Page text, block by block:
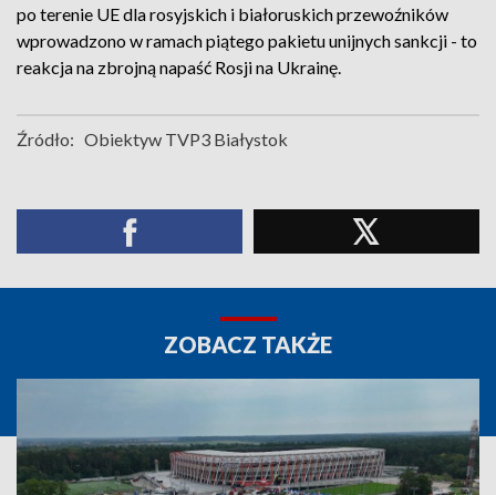
po terenie UE dla rosyjskich i białoruskich przewoźników
wprowadzono w ramach piątego pakietu unijnych sankcji - to
reakcja na zbrojną napaść Rosji na Ukrainę.
Źródło: Obiektyw TVP3 Białystok
ZOBACZ TAKŻE